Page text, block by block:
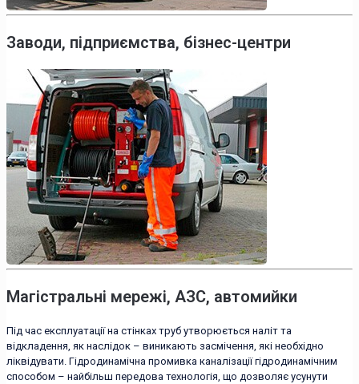
Заводи, підприємства, бізнес-центри
Магістральні мережі, АЗС, автомийки
Під час експлуатації на стінках труб утворюється наліт та
відкладення, як наслідок – виникають засмічення, які необхідно
ліквідувати. Гідродинамічна промивка каналізації гідродинамічним
способом – найбільш передова технологія, що дозволяє усунути